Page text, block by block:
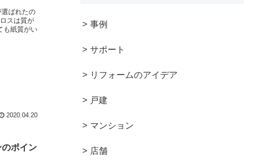
ばれたの
スは質が
も紙質がい
2020.04.20
ポイン
> 事例
> サポート
> リフォームのアイデア
> 戸建
> マンション
> 店舗